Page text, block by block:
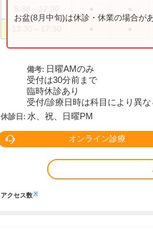
お盆(8月中旬)は休診・休業の場合が
備考: 日曜AMのみ
受付は30分前まで
臨時休診あり
受付/診療日時は科目により異な
休診日: 水、祝、日曜PM
オンライン診療
アクセス数※